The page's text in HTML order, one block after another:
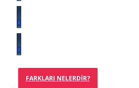
FARKLARI NELERDIR?